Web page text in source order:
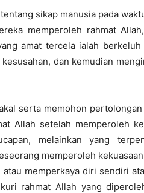
sikap manusia pada
memperoleh rahmat
amat tercela ialah berkeluh
dan kemudian
serta memohon
Allah setelah memperoleh
melainkan yang
memperoleh
memperkaya diri sendiri
rahmat Allah yang